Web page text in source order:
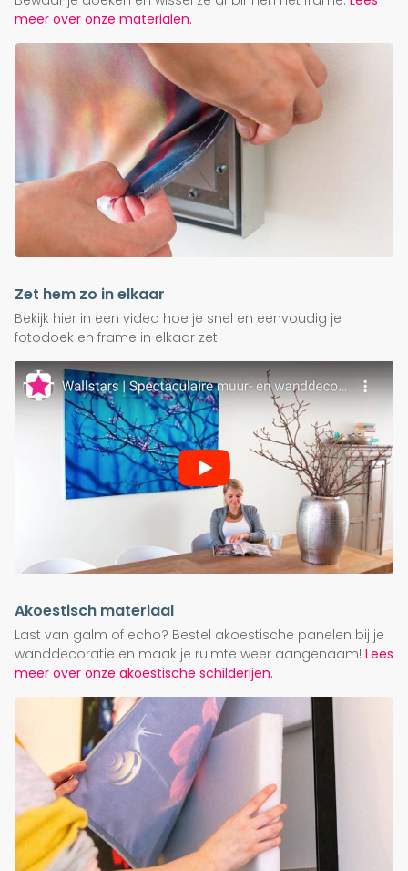
meer over onze materialen.
Zet hem zo in elkaar
Bekijk hier in een video hoe je snel en eenvoudig je
fotodoek en frame in elkaar zet.
Akoestisch materiaal
Last van galm of echo? Bestel akoestische panelen bij je
wanddecoratie en maak je ruimte weer aangenaam! Lees
meer over onze akoestische schilderijen.